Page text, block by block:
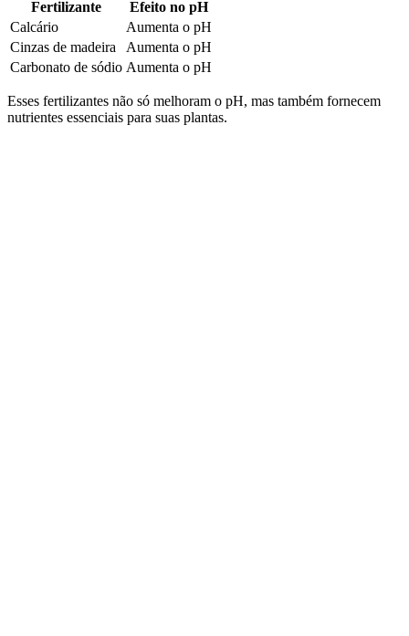
Fertilizante
Efeito no pH
Calcário
Aumenta o pH
Cinzas de madeira
Aumenta o pH
Carbonato de sódio Aumenta o pH
Esses fertilizantes não só melhoram o pH, mas também fornecem
nutrientes essenciais para suas plantas.